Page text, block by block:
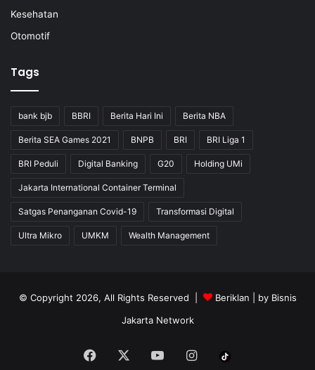
Kesehatan
Otomotif
Tags
bank bjb BBRI Berita Hari Ini Berita NBA
Berita SEA Games 2021 BNPB BRI BRI Liga 1
BRI Peduli Digital Banking G20 Holding UMi
Jakarta International Container Terminal
Satgas Penanganan Covid-19 Transformasi Digital
Ultra Mikro UMKM Wealth Management
© Copyright 2026, All Rights Reserved | Beriklan | by Bisnis
Jakarta Network
Facebook YouTubeInstagram